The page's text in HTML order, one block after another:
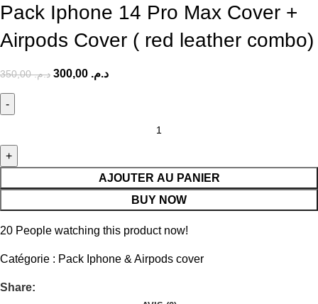
Pack Iphone 14 Pro Max Cover +
Airpods Cover ( red leather combo)
د.م.350,00 د.م.
AJOUTER AU PANIER
BUY NOW
20 People watching this product now!
Catégorie : Pack Iphone & Airpods cover
Share: